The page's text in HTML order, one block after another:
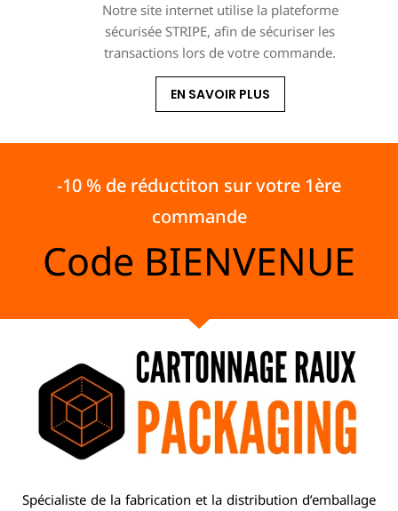
Notre site internet utilise la plateforme
sécurisée STRIPE, afin de sécuriser les
transactions lors de votre commande.
EN SAVOIR PLUS
-10 % de réductiton sur votre 1ère
commande
Code BIENVENUE
Spécialiste de la fabrication et la distribution d’emballage